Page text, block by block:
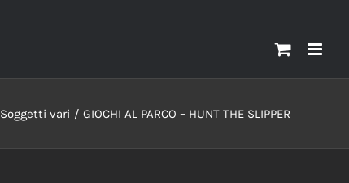
Soggetti vari GIOCHI AL PARCO – HUNT THE SLIPPER